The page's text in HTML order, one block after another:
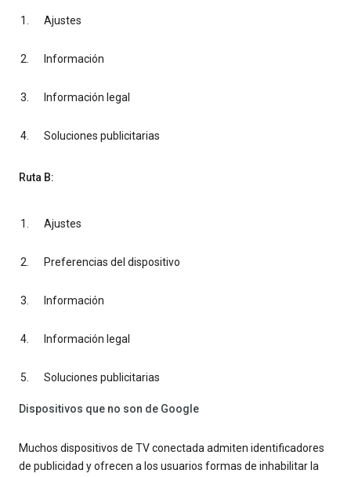
Ajustes
Información
Información legal
Soluciones publicitarias
Ruta B:
Ajustes
Preferencias del dispositivo
Información
Información legal
Soluciones publicitarias
Dispositivos que no son de Google
Muchos dispositivos de TV conectada admiten identificadores
de publicidad y ofrecen a los usuarios formas de inhabilitar la